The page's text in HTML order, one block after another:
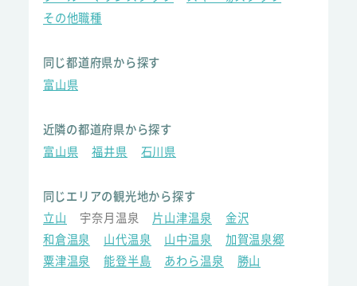
その他職種
同じ都道府県から探す
富山県
近隣の都道府県から探す
富山県
福井県 石川県
同じエリアの観光地から探す
立山
宇奈月温泉 片山津温泉
金沢
和倉温泉
山代温泉 山中温泉
加賀温泉郷
粟津温泉
能登半島 あわら温泉 勝山